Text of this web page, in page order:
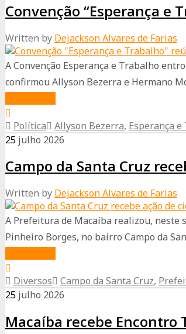
Trabalho”
reúne
multidão
e
demonstra
força
política
de
Kleber
Convenção “Esperança
Written by Dejackson Alvares de Farias
A Convenção Esperança e Trabalho
confirmou Allyson Bezerra e Hermano
“Esperança
e
Trabalho”
multidão
e
transforma
Natal
em
palco
de
mobilização
Política Allyson Bezerra, Esperança
25 julho 2026
Campo da Santa Cruz
Written by Dejackson Alvares de Farias
A Prefeitura de Macaíba realizou, neste
Pinheiro Borges, no bairro Campo da
da
Santa
Cruz
Diversos Campo da Santa Cruz,
25 julho 2026
Macaíba recebe